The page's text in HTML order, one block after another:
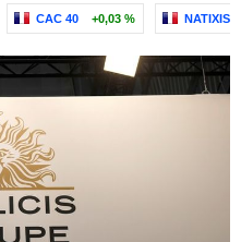
CAC 40 +0,03 % NATIXIS